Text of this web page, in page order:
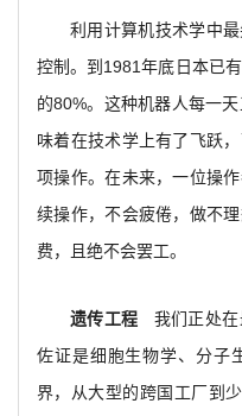
利用计算机技术学中
控制。到1981年底日本已
的80%。这种机器人每一
味着在技术学上有了飞跃
项操作。在未来，一位操
续操作，不会疲倦，做不
费，且绝不会罢工。
遗传工程
我们正处在
佐证是细胞生物学、分子
界，从大型的跨国工厂到